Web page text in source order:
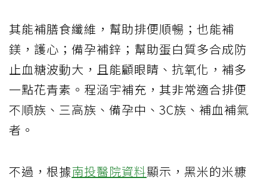
其能補膳食纖維，幫助排便順暢；也能補
鎂，護心；備孕補鋅；幫助蛋白質多合成防
止血糖波動大，且能顧眼睛、抗氧化，補多
一點花青素。 程涵宇補充，其非常適合排便
不順族、三高族、備孕中、 3C族、補血補氣
者。
不過，根據南投醫院資料顯示，黑米的米糠